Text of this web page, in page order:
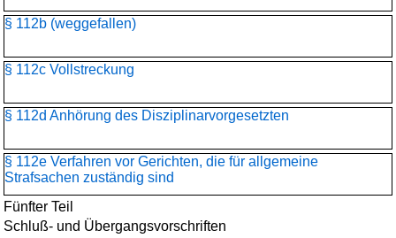
§ 112b (weggefallen)
§ 112c Vollstreckung
§ 112d Anhörung des Disziplinarvorgesetzten
§ 112e Verfahren vor Gerichten, die für allgemeine
Strafsachen zuständig sind
Fünfter Teil
Schluß- und Übergangsvorschriften